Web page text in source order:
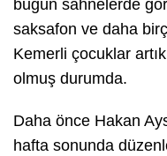
bugün sahnelerde
saksafon ve daha
Kemerli çocuklar
olmuş durumda.
Daha önce Hakan
hafta sonunda